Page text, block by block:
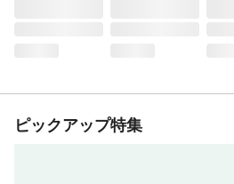
ピックアップ特集